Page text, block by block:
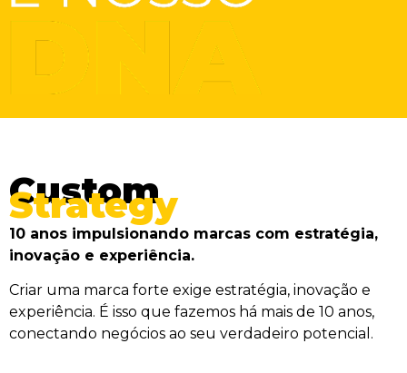
Custom
Strategy
10 anos impulsionando marcas com estratégia,
inovação e experiência.
Criar uma marca forte exige estratégia, inovação e
experiência. É isso que fazemos há mais de 10 anos,
conectando negócios ao seu verdadeiro potencial.